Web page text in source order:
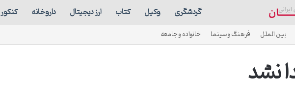
گردشگری وکیل کتاب ارز دیجیتال داروخانه کنکور
بین الملل فرهنگ و سینما خانواده و جامعه
نشد